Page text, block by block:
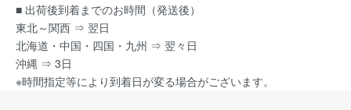
■ 出荷後到着までのお時間（発送後）
東北～関西 ⇒ 翌日
北海道・中国・四国・九州 ⇒ 翌々日
沖縄 ⇒ 3日
※時間指定等により到着日が変る場合がございます。